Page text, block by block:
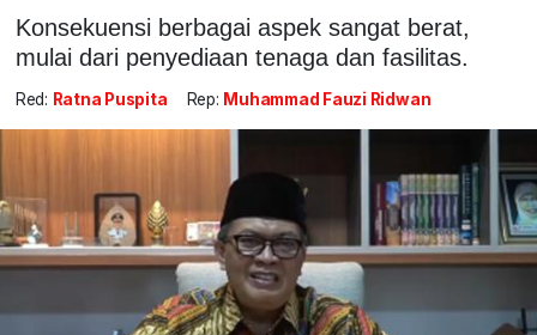
Konsekuensi berbagai aspek sangat berat,
mulai dari penyediaan tenaga dan fasilitas.
Red: Ratna Puspita Rep: Muhammad Fauzi Ridwan